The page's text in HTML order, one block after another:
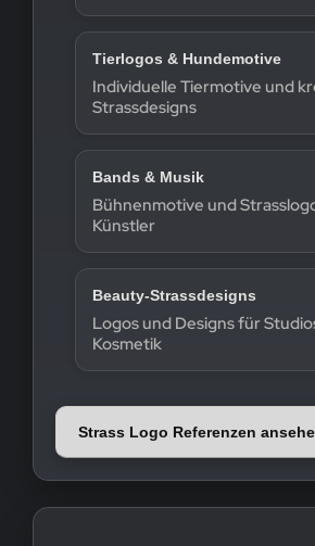
Tierlogos & Hundemotive
Individuelle Tiermotive und
Strassdesigns
Bands & Musik
Bühnenmotive und
Künstler
Beauty-Strassdesigns
Logos und Designs für
Kosmetik
Strass Logo Referenzen